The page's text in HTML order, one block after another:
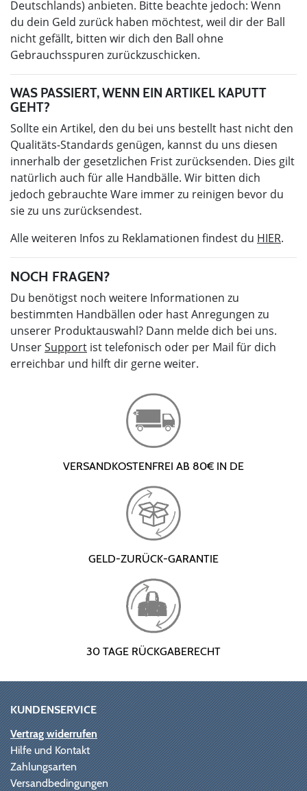
Deutschlands) anbieten. Bitte beachte jedoch: Wenn
du dein Geld zurück haben möchtest, weil dir der Ball
nicht gefällt, bitten wir dich den Ball ohne
Gebrauchsspuren zurückzuschicken.
WAS PASSIERT, WENN EIN ARTIKEL KAPUTT
GEHT?
Sollte ein Artikel, den du bei uns bestellt hast nicht den
Qualitäts-Standards genügen, kannst du uns diesen
innerhalb der gesetzlichen Frist zurücksenden. Dies gilt
natürlich auch für alle Handbälle. Wir bitten dich
jedoch gebrauchte Ware immer zu reinigen bevor du
sie zu uns zurücksendest.
Alle weiteren Infos zu Reklamationen findest du HIER.
NOCH FRAGEN?
Du benötigst noch weitere Informationen zu
bestimmten Handbällen oder hast Anregungen zu
unserer Produktauswahl? Dann melde dich bei uns.
UnserSupport ist telefonisch oder per Mail für dich
erreichbar und hilft dir gerne weiter.
VERSANDKOSTENFREI AB 80€ IN DE
GELD-ZURÜCK-GARANTIE
30 TAGE RÜCKGABERECHT
KUNDENSERVICE
Vertrag widerrufen
Hilfe und Kontakt
Zahlungsarten
Versandbedingungen